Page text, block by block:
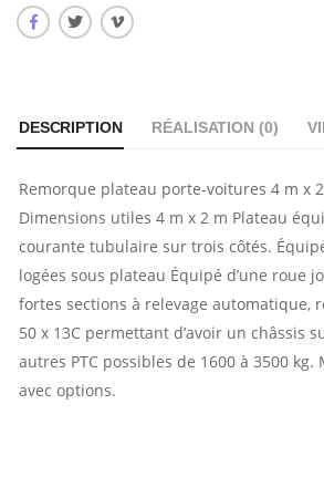
DESCRIPTION RÉALISATION (0)
Remorque plateau porte-voitures 4 m x
Dimensions utiles 4 m x 2 m Plateau
courante tubulaire sur trois côtés.
logées sous plateau Équipé d’une roue
fortes sections à relevage automatique,
50 x 13C permettant d’avoir un châssis
autres PTC possibles de 1600 à 3500 kg.
avec options.